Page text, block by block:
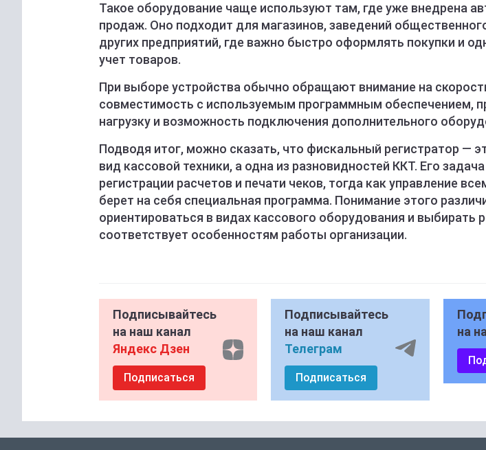
Такое оборудование чаще используют там, где уже внедрена
продаж. Оно подходит для магазинов, заведений
других предприятий, где важно быстро оформлять покупки и
учет товаров.
При выборе устройства обычно обращают внимание на
совместимость с используемым программным обеспечением,
нагрузку и возможность подключения дополнительного
Подводя итог, можно сказать, что фискальный регистратор —
вид кассовой техники, а одна из разновидностей ККТ. Его
регистрации расчетов и печати чеков, тогда как управление
берет на себя специальная программа. Понимание этого
ориентироваться в видах кассового оборудования и выбирать
соответствует особенностям работы организации.
Подписывайтесь
на наш канал
Яндекс Дзен
Подписаться
Подписывайтесь
на наш канал
Телеграм
Подписаться
на